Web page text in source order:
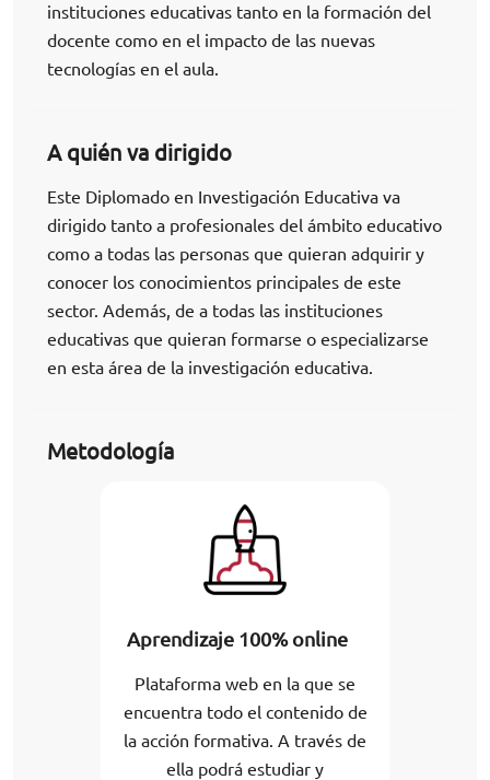
instituciones educativas tanto en la formación del
docente como en el impacto de las nuevas
tecnologías en el aula.
A quién va dirigido
Este Diplomado en Investigación Educativa va
dirigido tanto a profesionales del ámbito educativo
como a todas las personas que quieran adquirir y
conocer los conocimientos principales de este
sector. Además, de a todas las instituciones
educativas que quieran formarse o especializarse
en esta área de la investigación educativa.
Metodología
Aprendizaje 100% online
Plataforma web en la que se
encuentra todo el contenido de
la acción formativa. A través de
ella podrá estudiar y